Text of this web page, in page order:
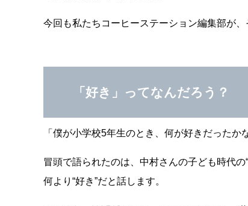
今回も私たちコーヒーステーション編集部が
「好き」ってなんだろう？
「僕が小学校5年生のとき、何が好きだったか
冒頭で語られたのは、中村さんの子ども時代
何より“好き”だと話します。